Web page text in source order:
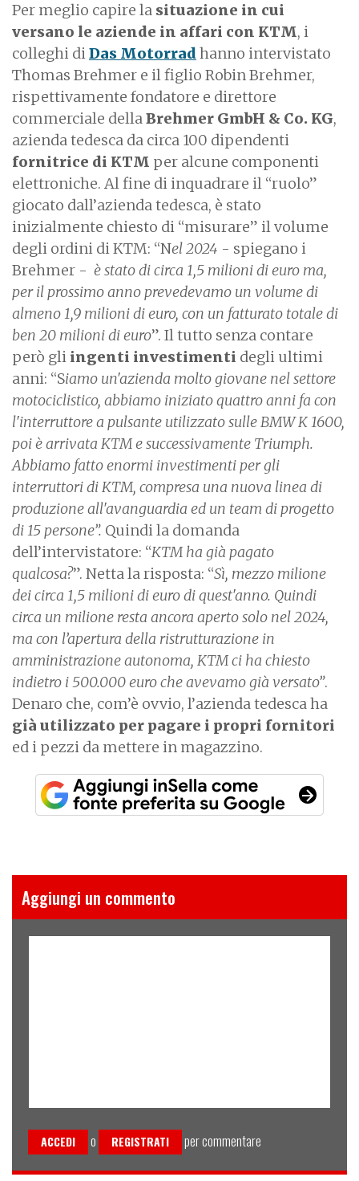
Per meglio capire la situazione in cui
versano le aziende in affari con KTM, i
colleghi diDas Motorradhanno intervistato
Thomas Brehmer e il figlio Robin Brehmer,
rispettivamente fondatore e direttore
commerciale dellaBrehmer GmbH & Co. KG,
azienda tedesca da circa 100 dipendenti
fornitrice di KTM per alcune componenti
elettroniche. Al fine di inquadrare il “ruolo”
giocato dall’azienda tedesca, è stato
inizialmente chiesto di “misurare” il volume
degli ordini di KTM: “Nel 2024 - spiegano i
Brehmer - è stato di circa 1,5 milioni di euro ma,
per il prossimo anno prevedevamo un volume di
almeno 1,9 milioni di euro, con un fatturato totale di
ben 20 milioni di euro”. Il tutto senza contare
però gli ingenti investimenti degli ultimi
anni: “Siamo un'azienda molto giovane nel settore
motociclistico, abbiamo iniziato quattro anni fa con
l'interruttore a pulsante utilizzato sulle BMW K 1600,
poi è arrivata KTM e successivamente Triumph.
Abbiamo fatto enormi investimenti per gli
interruttori di KTM, compresa una nuova linea di
produzione all'avanguardia ed un team di progetto
di 15 persone”. Quindi la domanda
dell’intervistatore: “KTM ha già pagato
qualcosa?”. Netta la risposta: “Sì, mezzo milione
dei circa 1,5 milioni di euro di quest'anno. Quindi
circa un milione resta ancora aperto solo nel 2024,
ma con l’apertura della ristrutturazione in
amministrazione autonoma, KTM ci ha chiesto
indietro i 500.000 euro che avevamo già versato”.
Denaro che, com’è ovvio, l’azienda tedesca ha
già utilizzato per pagare i propri fornitori
ed i pezzi da mettere in magazzino.
Aggiungi un commento
ACCEDI o REGISTRATI per commentare